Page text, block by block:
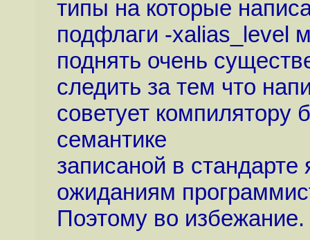
типы на которые
подфлаги -xalias_level
поднять очень
следить за тем что
советует компилятору
семантике
записаной в стандарте
ожиданиям
Поэтому во избежание.